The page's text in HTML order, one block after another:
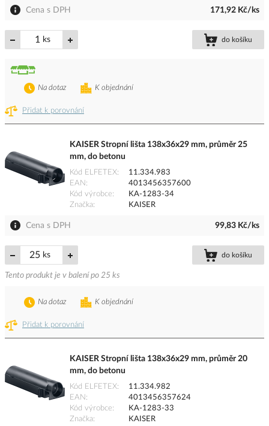
Cena s DPH 171,92 Kč/ks
ks do košíku
Přidat k porovnání
K objednání
Na dotaz
KAISER Stropní lišta 138x36x29 mm, průměr 25
mm, do betonu
Kód ELFETEX
11.334.983
EAN
4013456357600
Kód výrobce
KA-1283-34
Značka
KAISER
Cena s DPH 99,83 Kč/ks
ks do košíku
Tento produkt je v balení po 25 ks
Přidat k porovnání
K objednání
Na dotaz
KAISER Stropní lišta 138x36x29 mm, průměr 20
mm, do betonu
Kód ELFETEX
11.334.982
EAN
4013456357624
Kód výrobce
KA-1283-33
Značka
KAISER